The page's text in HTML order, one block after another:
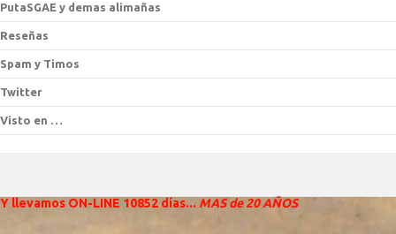
PutaSGAE y demas alimañas
Reseñas
Spam y Timos
Twitter
Visto en …
Y llevamos ON-LINE 10852 días... MAS de 20 AÑOS